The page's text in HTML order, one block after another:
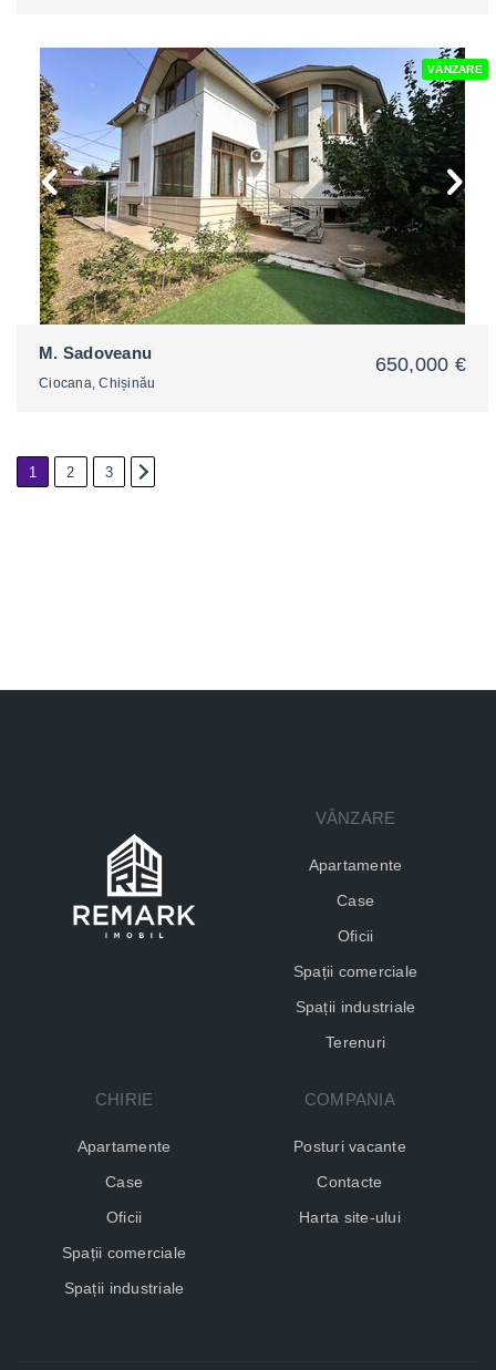
VÂNZARE
M. Sadoveanu
Ciocana, Chișinău
650,000 €
1 2 3
VÂNZARE
Apartamente
Case
Oficii
Spații comerciale
Spații industriale
Terenuri
CHIRIE
Apartamente
Case
Oficii
Spații comerciale
Spații industriale
COMPANIA
Posturi vacante
Contacte
Harta site-ului